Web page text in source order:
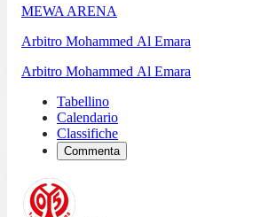
MEWA ARENA
Arbitro Mohammed Al Emara
Arbitro Mohammed Al Emara
Tabellino
Calendario
Classifiche
Commenta